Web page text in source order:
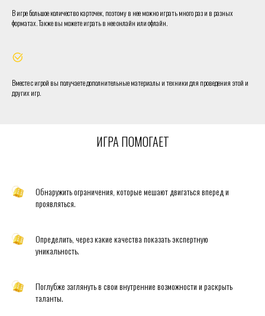
В игре большое количество карточек, поэтому в нее можно играть много раз и в разных
форматах. Также вы можете играть в нее онлайн или офлайн.
Вместе с игрой вы получаете дополнительные материалы и техники для проведения этой и
других игр.
ИГРА ПОМОГАЕТ
Обнаружить ограничения, которые мешают двигаться вперед и
проявляться.
Определить, через какие качества показать экспертную
уникальность.
Поглубже заглянуть в свои внутренние возможности и раскрыть
таланты.